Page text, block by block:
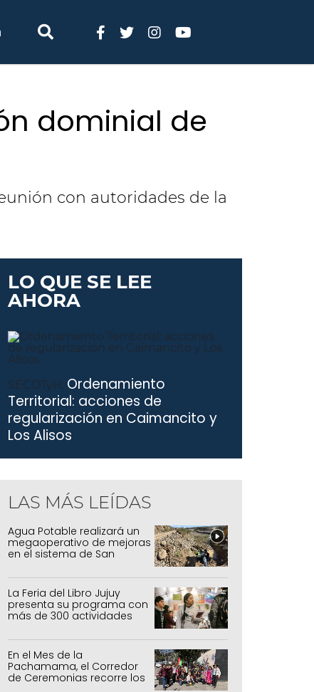
dominial de
con autoridades de la
secretario de Ordenamiento Territorial
y el director de Desarrollo
LO QUE SE LEE
AHORA
SECOTyH. Ordenamiento
Territorial: acciones de
regularización en Caimancito y
Los Alisos
LAS MÁS LEÍDAS
Agua Potable realizará un
megaoperativo de mejoras
en el sistema de San
La Feria del Libro Jujuy
presenta su programa con
más de 300 actividades
En el Mes de la
Pachamama, el Corredor
de Ceremonias recorre los